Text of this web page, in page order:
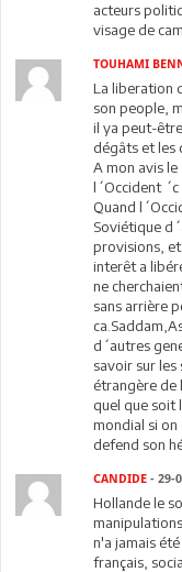
acteurs
visage de
TOUHAMI
La liberation
son people,
il ya peut-
dégâts et les
A mon avis
l´Occident
Quand
Soviétique
provisions,
interêt a
ne
sans arrière
d´autres
savoir sur
étrangère de
quel que soit
mondial si on
defend son
CANDIDE - 29-
Hollande le
n'a jamais
français,